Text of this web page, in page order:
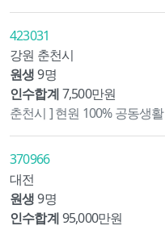
423031
강원 춘천시
원생 9명
인수합계7,500만원
춘천시 ] 현원 100% 공동생
370966
대전
원생 9명
인수합계95,000만원